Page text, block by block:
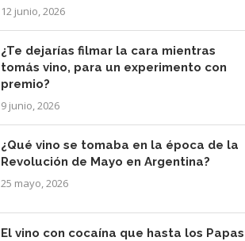
12 junio, 2026
¿Te dejarías filmar la cara mientras
tomás vino, para un experimento con
premio?
9 junio, 2026
¿Qué vino se tomaba en la época de la
Revolución de Mayo en Argentina?
25 mayo, 2026
El vino con cocaína que hasta los Papas